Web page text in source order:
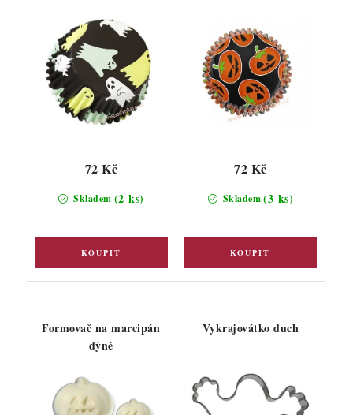
Skladem (2 ks)
72 Kč
Skladem(3 ks)
72 Kč
Formovač na marcipán
dýně
Vykrajovátko duch